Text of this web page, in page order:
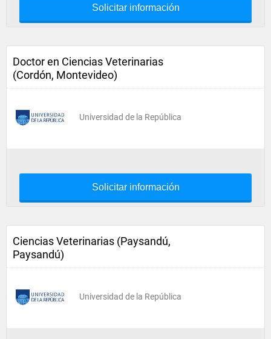
Solicitar información
Doctor en Ciencias Veterinarias
(Cordón, Montevideo)
Universidad de la República
Solicitar información
Ciencias Veterinarias (Paysandú,
Paysandú)
Universidad de la República